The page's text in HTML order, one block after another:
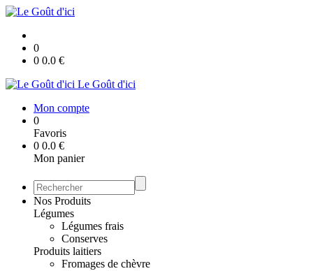
0
0 0.0 €
Le Goût d'ici
Mon compte
0
Favoris
0 0.0 €
Mon panier
Nos Produits
Légumes
Légumes frais
Conserves
Produits laitiers
Fromages de chèvre